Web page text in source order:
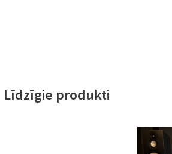
Līdzīgie produkti